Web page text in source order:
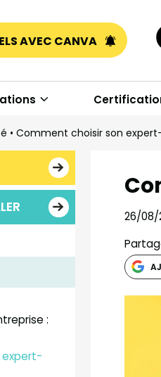
AVEC CANVA
• Comment choisir son
:
expert-
26/08/